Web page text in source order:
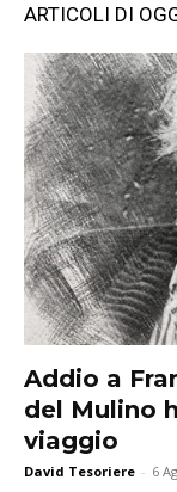
ARTICOLI DI
Addio a
del Mulino
viaggio
David Tesoriere - 6